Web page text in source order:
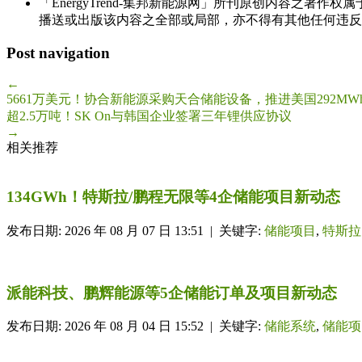
「EnergyTrend-集邦新能源网」所刊原创内容之著作权
播送或出版该内容之全部或局部，亦不得有其他任何违
Post navigation
←
5661万美元！协合新能源采购天合储能设备，推进美国
超2.5万吨！SK On与韩国企业签署三年锂供应协议
→
相关推荐
134GWh！特斯拉/鹏程无限等4企储能项目新动态
发布日期: 2026 年 08 月 07 日 13:51 | 关键字: 储能项目 , 特斯拉
派能科技、鹏辉能源等5企储能订单及项目新动态
发布日期: 2026 年 08 月 04 日 15:52 | 关键字: 储能系统, 储能